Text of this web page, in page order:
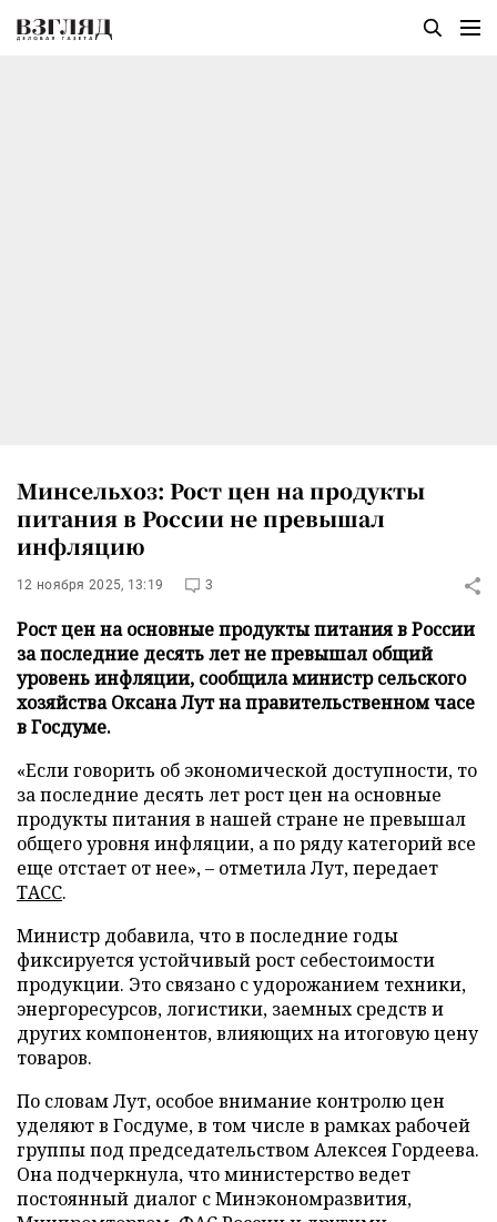
Минсельхоз: Рост цен на продукты
питания в России не превышал
инфляцию
12 ноября 2025, 13:19 3
Рост цен на основные продукты питания в России
за последние десять лет не превышал общий
уровень инфляции, сообщила министр сельского
хозяйства Оксана Лут на правительственном часе
в Госдуме.
«Если говорить об экономической доступности, то
за последние десять лет рост цен на основные
продукты питания в нашей стране не превышал
общего уровня инфляции, а по ряду категорий все
еще отстает от нее», – отметила Лут, передает
ТАСС.
Министр добавила, что в последние годы
фиксируется устойчивый рост себестоимости
продукции. Это связано с удорожанием техники,
энергоресурсов, логистики, заемных средств и
других компонентов, влияющих на итоговую цену
товаров.
По словам Лут, особое внимание контролю цен
уделяют в Госдуме, в том числе в рамках рабочей
группы под председательством Алексея Гордеева.
Она подчеркнула, что министерство ведет
постоянный диалог с Минэкономразвития,